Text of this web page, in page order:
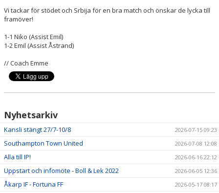
Vi tackar för stödet och Srbija för en bra match och önskar de lycka till
framöver!
1-1 Niko (Assist Emil)
1-2 Emil (Assist Åstrand)
// Coach Emme
Nyhetsarkiv
Kansli stängt 27/7-10/8 2026-07-15 09:23
Southampton Town United 2026-07-08 12:08
Alla till IP! 2026-06-16 22:12
Uppstart och infomöte - Boll & Lek 2022 2026-06-05 12:36
Åkarp IF - Fortuna FF 2026-05-17 08:17